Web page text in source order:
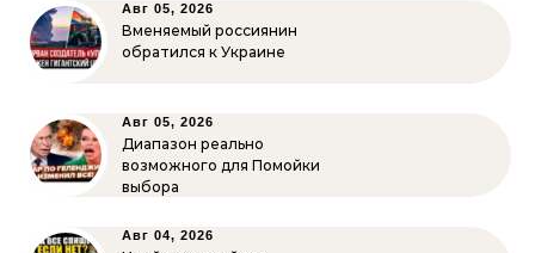
Авг 05, 2026
Вменяемый россиянин
обратился к Украине
Авг 05, 2026
Диапазон реально
возможного для Помойки
выбора
Авг 04, 2026